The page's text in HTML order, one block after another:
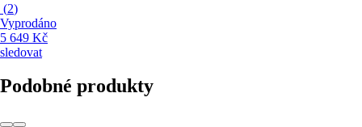
(2)
Vyprodáno
5 649 Kč
sledovat
Podobné produkty